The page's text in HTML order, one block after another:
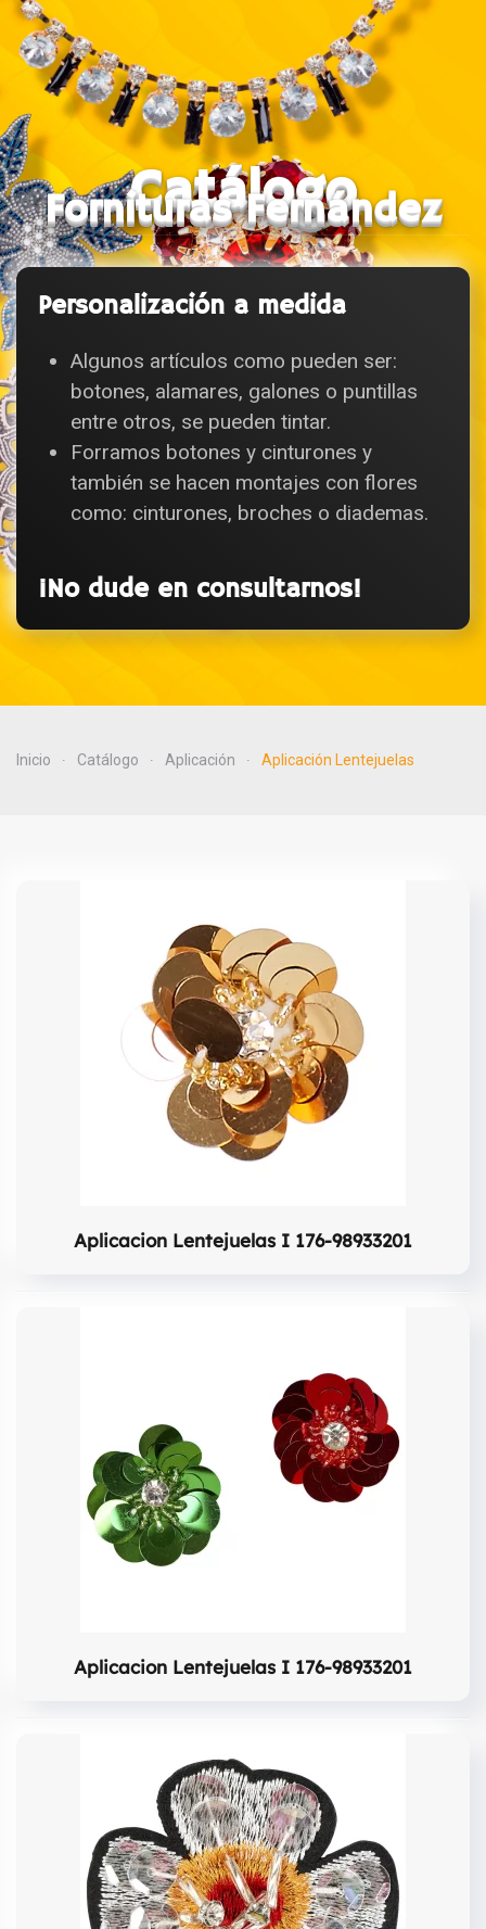
Catálogo
Fornituras Fernández
Personalización a medida
Algunos artículos como pueden ser:
botones, alamares, galones o puntillas
entre otros, se pueden tintar.
Forramos botones y cinturones y
también se hacen montajes con flores
como: cinturones, broches o diademas.
¡No dude en consultarnos!
Inicio Catálogo Aplicación Aplicación Lentejuelas
Aplicacion Lentejuelas I 176-98933201
Aplicacion Lentejuelas I 176-98933201